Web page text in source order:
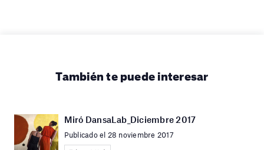
También te puede interesar
Miró DansaLab_Diciembre 2017
Publicado el 28 noviembre 2017